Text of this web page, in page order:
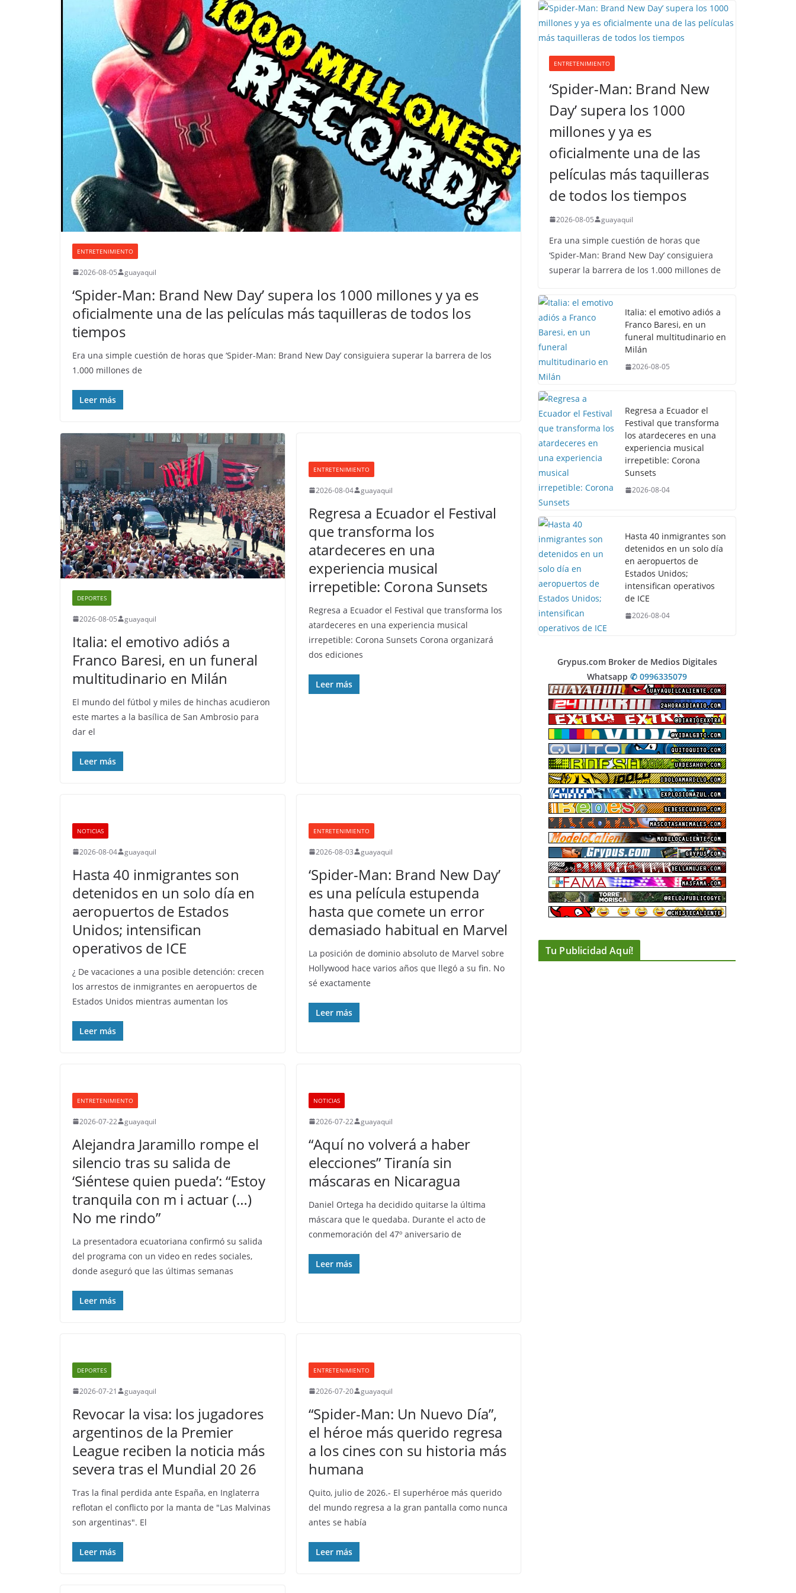
ENTRETENIMIENTO
2026-08-05 guayaquil
‘Spider-Man: Brand New Day’ supera los 1000 millones y ya es
oficialmente una de las películas más taquilleras de todos los
tiempos
Era una simple cuestión de horas que ‘Spider-Man: Brand New Day’ consiguiera superar la barrera de los
1.000 millones de
Leer más
DEPORTES
2026-08-05 guayaquil
Italia: el emotivo adiós a
Franco Baresi, en un funeral
multitudinario en Milán
El mundo del fútbol y miles de hinchas acudieron
este martes a la basílica de San Ambrosio para
dar el
Leer más
ENTRETENIMIENTO
2026-08-04 guayaquil
Regresa a Ecuador el Festival
que transforma los
atardeceres en una
experiencia musical
irrepetible: Corona Sunsets
Regresa a Ecuador el Festival que transforma los
atardeceres en una experiencia musical
irrepetible: Corona Sunsets Corona organizará
dos ediciones
Leer más
NOTICIAS
2026-08-04 guayaquil
Hasta 40 inmigrantes son
detenidos en un solo día en
aeropuertos de Estados
Unidos; intensifican
operativos de ICE
¿ De vacaciones a una posible detención: crecen
los arrestos de inmigrantes en aeropuertos de
Estados Unidos mientras aumentan los
Leer más
ENTRETENIMIENTO
2026-08-03 guayaquil
‘Spider-Man: Brand New Day’
es una película estupenda
hasta que comete un error
demasiado habitual en Marvel
La posición de dominio absoluto de Marvel sobre
Hollywood hace varios años que llegó a su fin. No
sé exactamente
Leer más
ENTRETENIMIENTO
2026-07-22 guayaquil
​Alejandra Jaramillo rompe el
silencio tras su salida de
‘Siéntese quien pueda’: “Estoy
tranquila con m i actuar (…)
No me rindo”
La presentadora ecuatoriana confirmó su salida
del programa con un video en redes sociales,
donde aseguró que las últimas semanas
Leer más
NOTICIAS
2026-07-22 guayaquil
“Aquí no volverá a haber
elecciones” Tiranía sin
máscaras en Nicaragua
Daniel Ortega ha decidido quitarse la última
máscara que le quedaba. Durante el acto de
conmemoración del 47º aniversario de
Leer más
DEPORTES
2026-07-21 guayaquil
Revocar la visa: los jugadores
argentinos de la Premier
League reciben la noticia más
severa tras el Mundial 20 26
Tras la final perdida ante España, en Inglaterra
reflotan el conflicto por la manta de "Las Malvinas
son argentinas". El
Leer más
ENTRETENIMIENTO
2026-07-20 guayaquil
“Spider-Man: Un Nuevo Día”,
el héroe más querido regresa
a los cines con su historia más
humana
Quito, julio de 2026.- El superhéroe más querido
del mundo regresa a la gran pantalla como nunca
antes se había
Leer más
ENTRETENIMIENTO
‘Spider-Man: Brand New
Day’ supera los 1000
millones y ya es
oficialmente una de las
películas más taquilleras
de todos los tiempos
2026-08-05 guayaquil
Era una simple cuestión de horas que
‘Spider-Man: Brand New Day’ consiguiera
superar la barrera de los 1.000 millones de
Italia: el emotivo adiós a
Franco Baresi, en un
funeral multitudinario en
Milán
2026-08-05
Regresa a Ecuador el
Festival que transforma
los atardeceres en una
experiencia musical
irrepetible: Corona
Sunsets
2026-08-04
Hasta 40 inmigrantes son
detenidos en un solo día
en aeropuertos de
Estados Unidos;
intensifican operativos
de ICE
2026-08-04
Grypus.com Broker de Medios Digitales
Whatsapp ✆ 0996335079
Tu Publicidad Aquí!